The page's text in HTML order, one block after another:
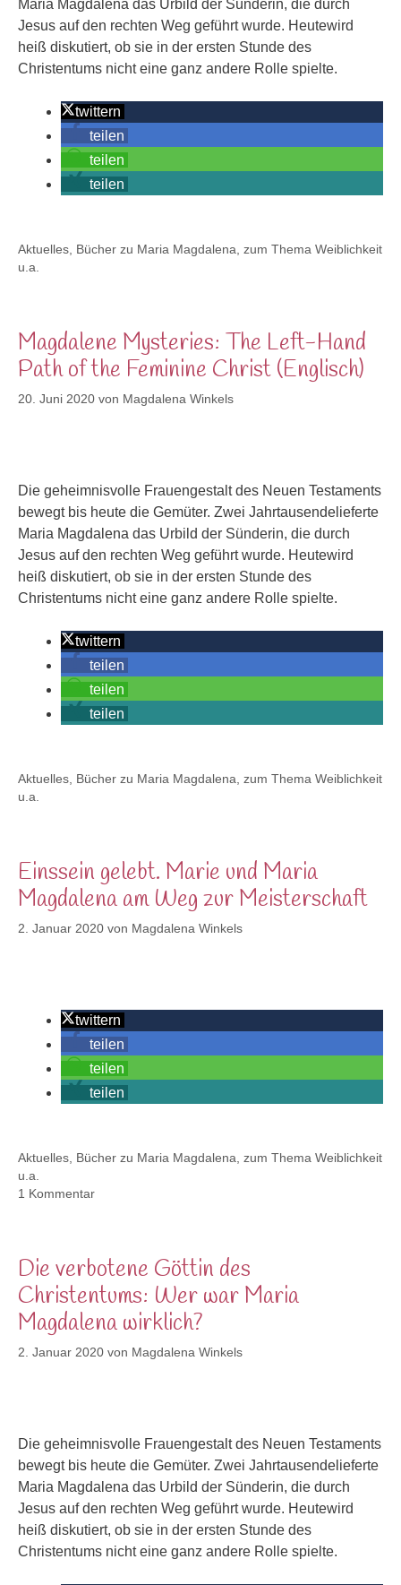
Maria Magdalena das Urbild der Sünderin, die durch
Jesus auf den rechten Weg geführt wurde. Heutewird
heiß diskutiert, ob sie in der ersten Stunde des
Christentums nicht eine ganz andere Rolle spielte.
twittern
teilen
teilen
teilen
Kategorien
Aktuelles
Bücher zu Maria Magdalena, zum Thema Weiblichkeit
u.a.
Magdalene Mysteries: The Left-Hand
Path of the Feminine Christ (Englisch)
20. Juni 2020 von Magdalena Winkels
Die geheimnisvolle Frauengestalt des Neuen Testaments
bewegt bis heute die Gemüter. Zwei Jahrtausendelieferte
Maria Magdalena das Urbild der Sünderin, die durch
Jesus auf den rechten Weg geführt wurde. Heutewird
heiß diskutiert, ob sie in der ersten Stunde des
Christentums nicht eine ganz andere Rolle spielte.
twittern
teilen
teilen
teilen
Kategorien
Aktuelles
Bücher zu Maria Magdalena, zum Thema Weiblichkeit
u.a.
Einssein gelebt. Marie und Maria
Magdalena am Weg zur Meisterschaft
2. Januar 2020 von Magdalena Winkels
twittern
teilen
teilen
teilen
Kategorien
Aktuelles
Bücher zu Maria Magdalena, zum Thema Weiblichkeit
u.a.
1 Kommentar
Die verbotene Göttin des
Christentums: Wer war Maria
Magdalena wirklich?
2. Januar 2020 von Magdalena Winkels
Die geheimnisvolle Frauengestalt des Neuen Testaments
bewegt bis heute die Gemüter. Zwei Jahrtausendelieferte
Maria Magdalena das Urbild der Sünderin, die durch
Jesus auf den rechten Weg geführt wurde. Heutewird
heiß diskutiert, ob sie in der ersten Stunde des
Christentums nicht eine ganz andere Rolle spielte.